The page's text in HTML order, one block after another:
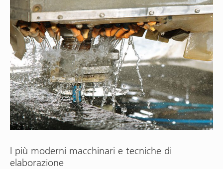
I più moderni macchinari e tecniche di
elaborazione